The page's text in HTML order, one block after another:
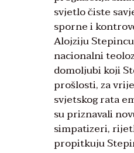
svjetlo čiste
sporne i
Alojziju
nacionalni
domoljubi koji
prošlosti, za
svjetskog rata
su priznavali
simpatizeri,
propitkuju